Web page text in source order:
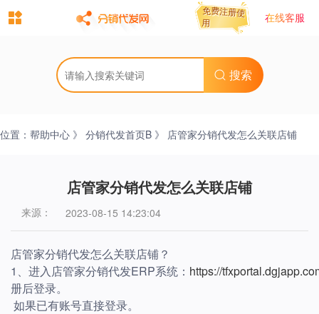
免费注册使
用
免费注册使
用 在线客服
搜索
位置： 帮助中心 》 分销代发首页B 》 店管家分销代发怎么关联店铺
店管家分销代发怎么关联店铺
来源： 2023-08-15 14:23:04
店管家分销代发怎么关联店铺？
1、进入店管家分销代发ERP系统： https://
册后登录。
如果已有账号直接登录。